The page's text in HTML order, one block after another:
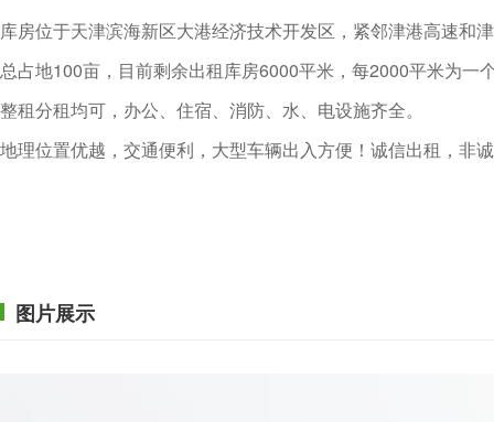
库房位于天津滨海新区大港经济技术开发区，紧邻津港高速和
总占地100亩，目前剩余出租库房6000平米，每2000平米为
整租分租均可，办公、住宿、消防、水、电设施齐全。
地理位置优越，交通便利，大型车辆出入方便！诚信出租，非
图片展示